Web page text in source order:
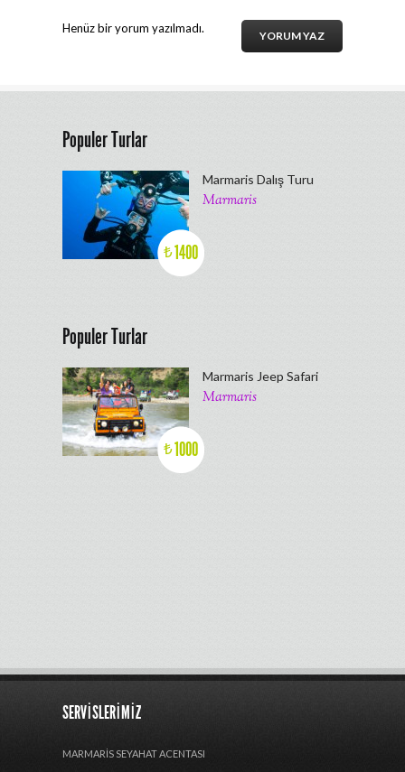
YORUM YAZ
Henüz bir yorum yazılmadı.
Populer Turlar
₺1400
Marmaris Dalış Turu
Marmaris
Populer Turlar
₺1000
Marmaris Jeep Safari
Marmaris
SERVISLERIMIZ
MARMARIS SEYAHAT ACENTASI